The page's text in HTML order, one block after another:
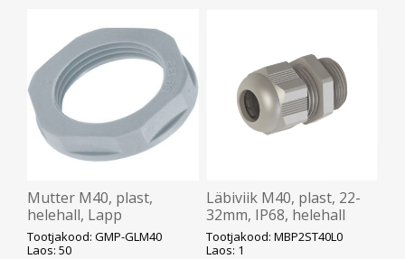
Mutter M40, plast,
helehall, Lapp
Tootjakood: GMP-GLM40
Laos: 50
Läbiviik M40, plast, 22-
32mm, IP68, helehall
RAL7035, Morek
Tootjakood: MBP2ST40L0
Laos: 1